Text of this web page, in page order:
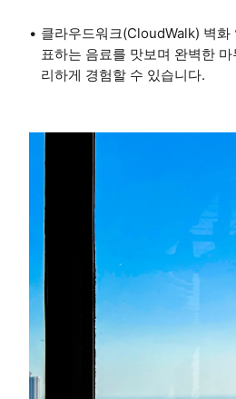
클라우드워크(CloudWalk) 벽
표하는 음료를 맛보며 완벽한
리하게 경험할 수 있습니다.